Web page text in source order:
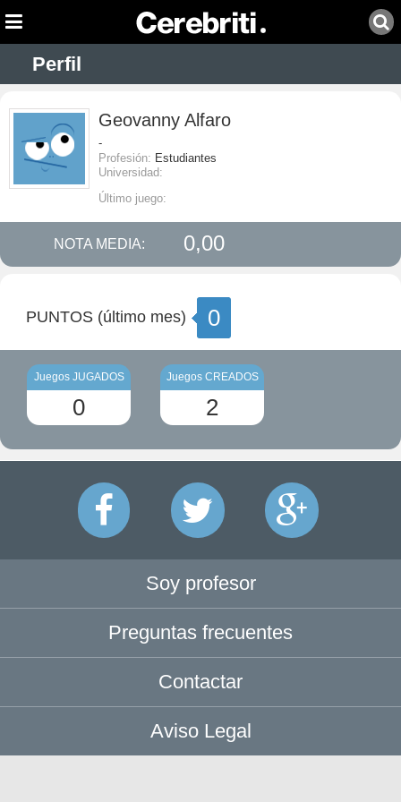
Perfil
Geovanny Alfaro
-
Profesión: Estudiantes
Universidad:
Último juego:
NOTA MEDIA: 0,00
PUNTOS (último mes) 0
Juegos JUGADOS
0
Juegos CREADOS
2
Soy profesor
Preguntas frecuentes
Contactar
Aviso Legal